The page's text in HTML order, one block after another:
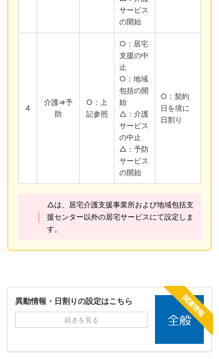
サービス
の開始
4
介護⇒予
防
○：上
記参照
○：居宅
支援の中
止
○：地域
包括の開
始
△：介護
サービス
の中止
△：予防
サービス
の開始
○：契約
日を境に
日割り
△は、居宅介護支援事業所および地域包括支
援センター以外の居宅サービスにて設定しま
す。
関連情報
異動情報・日割りの設定はこちら
続きを見る